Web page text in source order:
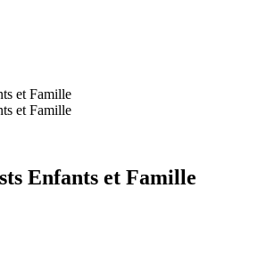
et Famille
et Famille
Enfants et Famille